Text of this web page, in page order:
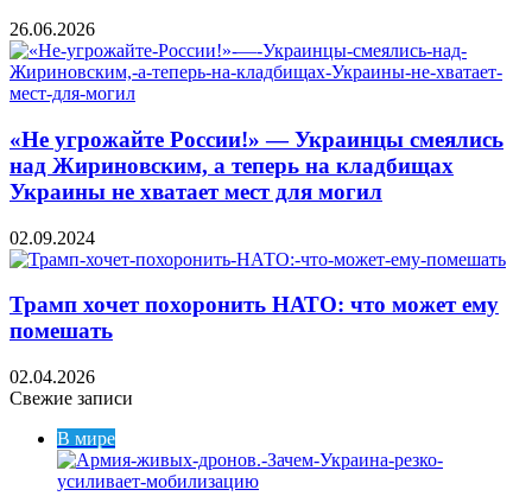
26.06.2026
«Не угрожайте России!» — Украинцы смеялись
над Жириновским, а теперь на кладбищах
Украины не хватает мест для могил
02.09.2024
Трамп хочет похоронить НАТО: что может ему
помешать
02.04.2026
Свежие записи
В мире